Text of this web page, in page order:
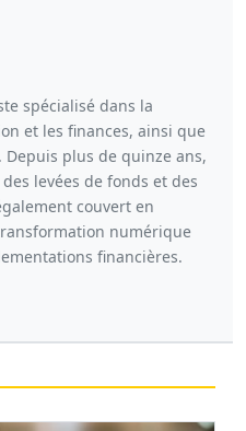
spécialisé dans la
et les finances, ainsi que
Depuis plus de quinze ans,
levées de fonds et des
couvert en
numérique
financières.